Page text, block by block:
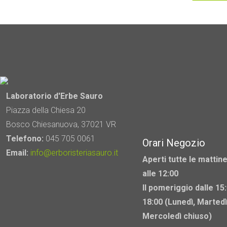
Laboratorio d'Erbe Sauro
Piazza della Chiesa 20
Bosco Chiesanuova, 37021 VR
Telefono: 045 705 0061
Email: info@erboristeriasauro.it
Orari Negozio
Aperti tutte le
alle 12:00
Il pomeriggio dalle
18:00 (Lunedì,
Mercoledì chiuso)